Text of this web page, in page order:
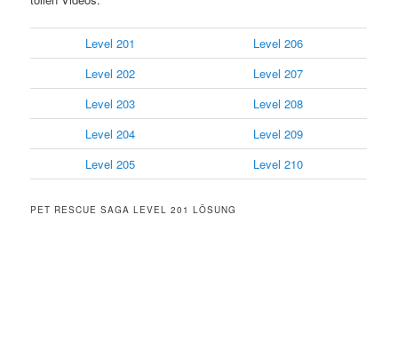
Level 201
Level 206
Level 202
Level 207
Level 203
Level 208
Level 204
Level 209
Level 205
Level 210
PET RESCUE SAGA LEVEL 201 LÖSUNG